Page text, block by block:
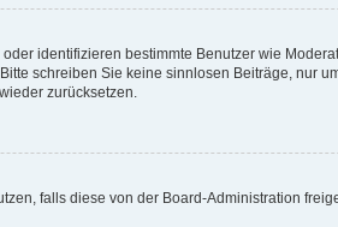
identifizieren bestimmte Benutzer wie
schreiben Sie keine sinnlosen Beiträge, nur
zurücksetzen.
falls diese von der Board-Administration